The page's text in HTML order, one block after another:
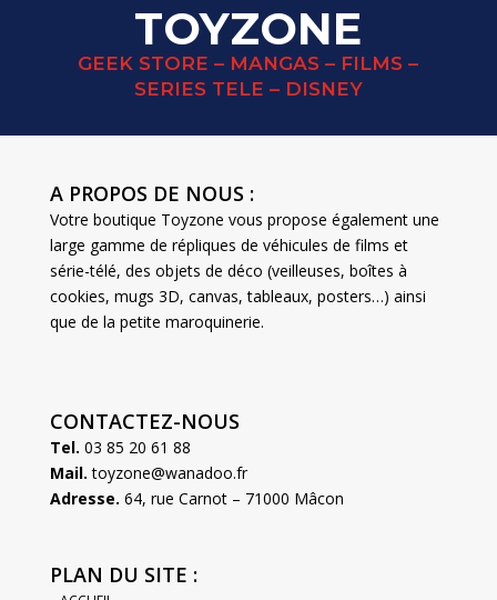
TOYZONE
GEEK STORE – MANGAS – FILMS –
SERIES TELE – DISNEY
A PROPOS DE NOUS :
Votre boutique Toyzone vous propose également une
large gamme de répliques de véhicules de films et
série-télé, des objets de déco (veilleuses, boîtes à
cookies, mugs 3D, canvas, tableaux, posters…) ainsi
que de la petite maroquinerie.
CONTACTEZ-NOUS
Tel. 03 85 20 61 88
Mail. toyzone@wanadoo.fr
Adresse. 64, rue Carnot – 71000 Mâcon
PLAN DU SITE :